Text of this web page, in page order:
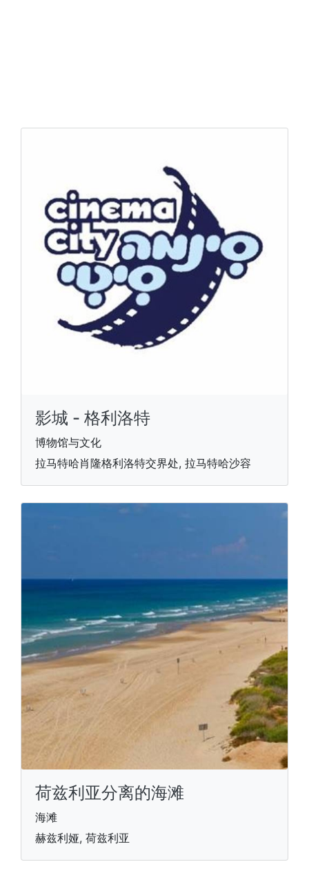
影城 - 格利洛特
博物馆与文化
拉马特哈肖隆格利洛特交界处, 拉马特哈沙容
荷兹利亚分离的海滩
海滩
赫兹利娅, 荷兹利亚